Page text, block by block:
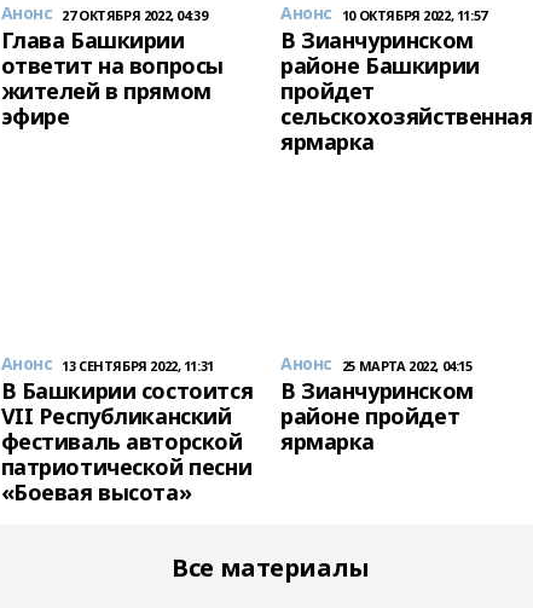
Анонс 27 ОКТЯБРЯ 2022, 04:39
Глава Башкирии
ответит на вопросы
жителей в прямом
эфире
Анонс 10 ОКТЯБРЯ 2022, 11:57
В Зианчуринском
районе Башкирии
пройдет
сельскохозяйственная
ярмарка
Анонс 13 СЕНТЯБРЯ 2022, 11:31
В Башкирии состоится
VII Республиканский
фестиваль авторской
патриотической песни
«Боевая высота»
Анонс 25 МАРТА 2022, 04:15
В Зианчуринском
районе пройдет
ярмарка
Все материалы